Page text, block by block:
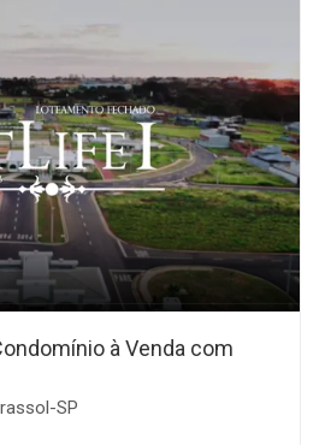
à Venda com
SP